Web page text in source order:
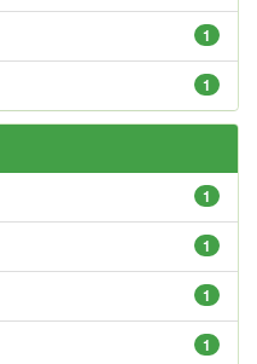
1
1
1
1
1
1